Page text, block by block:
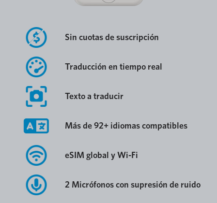
Sin cuotas de suscripción
Traducción en tiempo real
Texto a traducir
Más de 92+ idiomas compatibles
eSIM global y Wi-Fi
2 Micrófonos con supresión de ruido